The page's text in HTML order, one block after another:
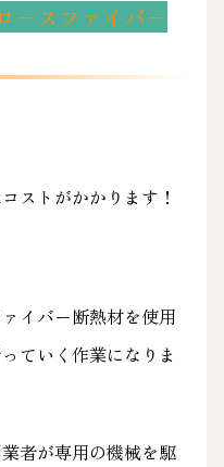
ースファイバー
ストがかかります！
イバー断熱材を使用
ていく作業になりま
者が専用の機械を駆